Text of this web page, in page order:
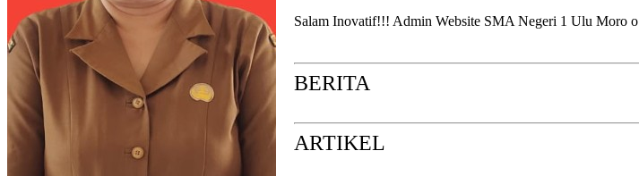
Salam Inovatif!!! Admin Website SMA Negeri 1 Ulu Moro o
BERITA
ARTIKEL